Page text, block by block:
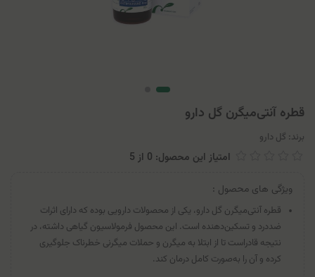
قطره آنتی‌میگرن گل دارو
برند: گل دارو
امتیاز این محصول: 0 از 5
ویژگی های محصول :
قطره آنتی‌میگرن گل دارو، یکی از محصولات دارویی بوده که دارای اثرات
ضددرد و تسکین‌دهنده است. این محصول فرمولاسیون گیاهی داشته، در
نتیجه قادراست تا از ابتلا به میگرن و حملات میگرنی خطرناک جلوگیری
کرده و آن را به‌صورت کامل درمان کند.